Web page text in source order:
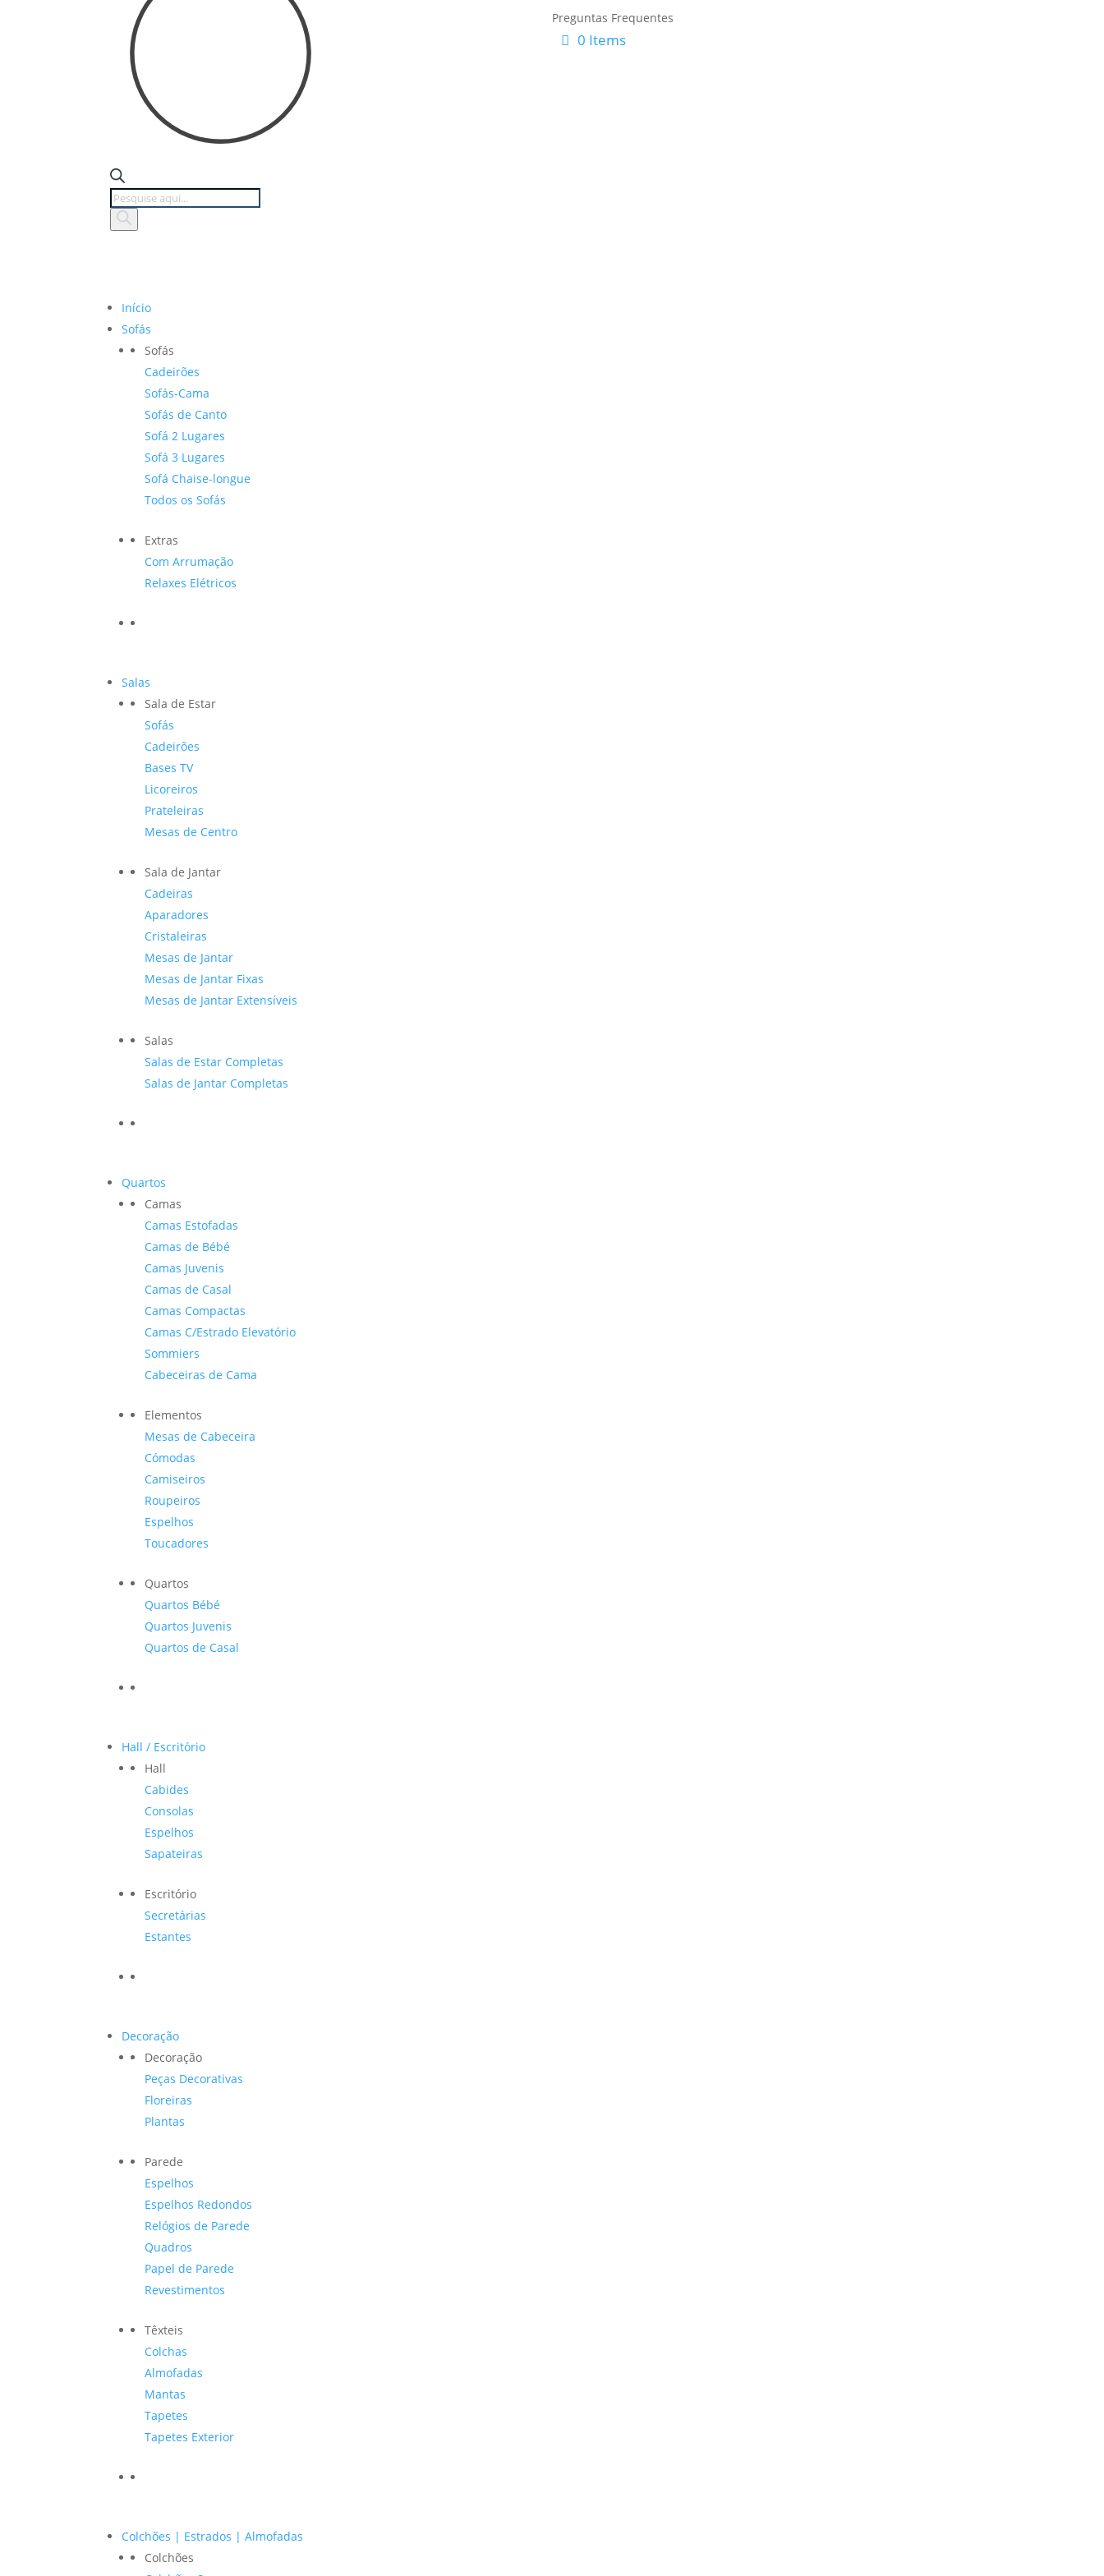
Products
search
Preguntas Frequentes
0 Items
Início
Sofás
Sofás
Cadeirões
Sofás-Cama
Sofás de Canto
Sofá 2 Lugares
Sofá 3 Lugares
Sofá Chaise-longue
Todos os Sofás
Extras
Com Arrumação
Relaxes Elétricos
Salas
Sala de Estar
Sofás
Cadeirões
Bases TV
Licoreiros
Prateleiras
Mesas de Centro
Sala de Jantar
Cadeiras
Aparadores
Cristaleiras
Mesas de Jantar
Mesas de Jantar Fixas
Mesas de Jantar Extensíveis
Salas
Salas de Estar Completas
Salas de Jantar Completas
Quartos
Camas
Camas Estofadas
Camas de Bébé
Camas Juvenis
Camas de Casal
Camas Compactas
Camas C/Estrado Elevatório
Sommiers
Cabeceiras de Cama
Elementos
Mesas de Cabeceira
Cómodas
Camiseiros
Roupeiros
Espelhos
Toucadores
Quartos
Quartos Bébé
Quartos Juvenis
Quartos de Casal
Hall / Escritório
Hall
Cabides
Consolas
Espelhos
Sapateiras
Escritório
Secretárias
Estantes
Decoração
Decoração
Peças Decorativas
Floreiras
Plantas
Parede
Espelhos
Espelhos Redondos
Relógios de Parede
Quadros
Papel de Parede
Revestimentos
Têxteis
Colchas
Almofadas
Mantas
Tapetes
Tapetes Exterior
Colchões | Estrados | Almofadas
Colchões